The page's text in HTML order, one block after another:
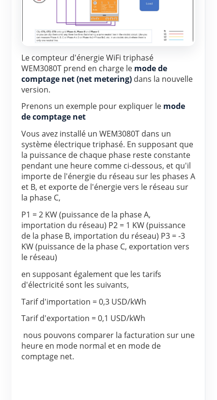
Simulateur IAMMETER
Compteur virtuel
Système de prévision et de simulation énergétique
Applications
Moniteur de consommation électrique
Système de contrôle du chauffage PV
Domotique
Surveillance énergétique d’usine
Ressources
Démarrage rapide du produit
Documentation
Vidéo tutorielle
FAQ
Actualités
Blogs
Communauté
Programme contributeur
Centre des contributeurs
Activités IAMMETER
Forum
App Store
Explorer le site
Classement PV
Solutions
Contact
À propos de nous
Le compteur d'énergie WiFi triphasé
WEM3080T prend en charge le mode de
comptage net (net metering) dans la nouvelle
version.
Prenons un exemple pour expliquer le mode
de comptage net
Vous avez installé un WEM3080T dans un
système électrique triphasé. En supposant que
la puissance de chaque phase reste constante
pendant une heure comme ci-dessous, et qu'il
importe de l'énergie du réseau sur les phases A
et B, et exporte de l'énergie vers le réseau sur
la phase C,
P1 = 2 KW (puissance de la phase A,
importation du réseau) P2 = 1 KW (puissance
de la phase B, importation du réseau) P3 = -3
KW (puissance de la phase C, exportation vers
le réseau)
en supposant également que les tarifs
d'électricité sont les suivants,
Tarif d'importation = 0,3 USD/kWh
Tarif d'exportation = 0,1 USD/kWh
heure en mode normal et en mode de
comptage net.